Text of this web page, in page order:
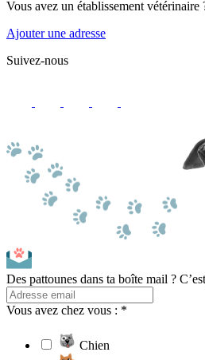
Vous avez un établissement vétérinaire
Ajouter une adresse
Suivez-nous
Des pattounes dans ta boîte mail ?
Vous avez chez vous : *
Chien